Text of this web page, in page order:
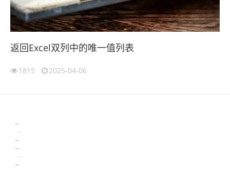
返回Excel双列中的唯一值列表
1815 2025-04-06